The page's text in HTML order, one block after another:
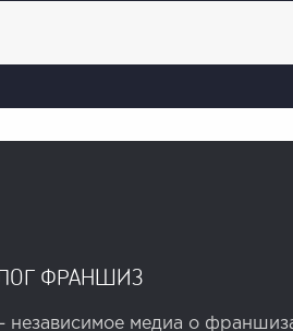
ФРАНШИЗ
независимое медиа о